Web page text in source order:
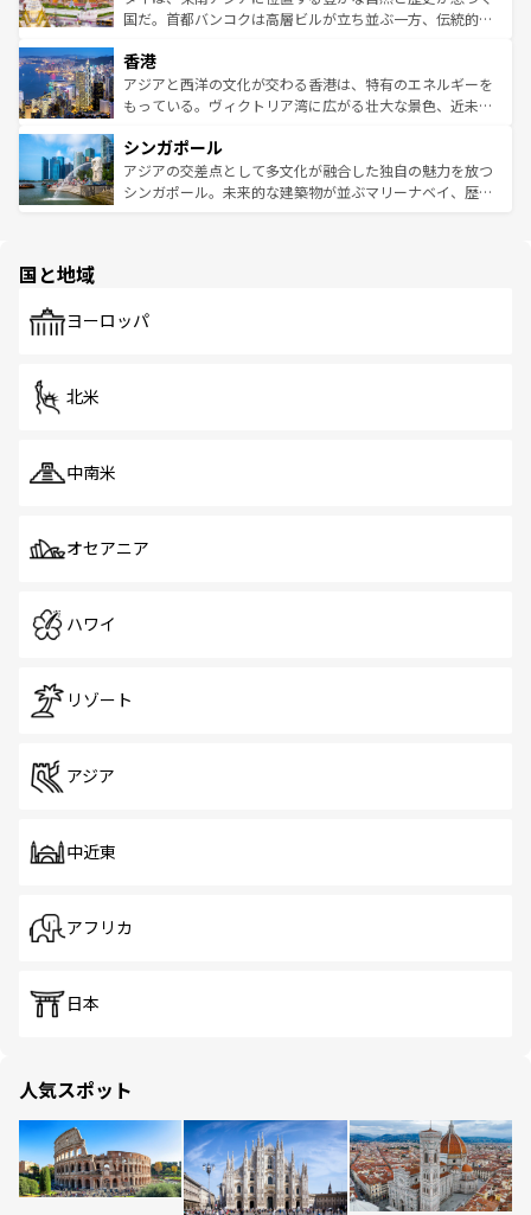
覧を参照してほしい。
醸し出している。また、バラエティの豊かさとおいしさで
とつ。フォーやバインミー、ベトナムコーヒーなどは、ぜ
ひ現地で味わいたい。どの地域を訪れてもあたたかい人々
が旅行者を迎えてくれるので、きっと忘れられない旅にな
参照してほしい。
国だ。首都バンコクは高層ビルが立ち並ぶ一方、伝統的な
の活気が交差している。北部ではチェンマイなどの山岳地
帯で自然と触れ合い、南部ではプーケットやクラビの美し
いビーチでリゾート気分を楽しむことができる。タイ料理
激する。気候は一年中温暖で、どの季節にも異なる楽しみ
が待っている。親しみやすいタイの人々、仏教を中心とし
た文化、そして多様な観光資源が、訪れる旅人を魅了し続
香港
アジアと西洋の文化が交わる香港は、特有のエネルギーを
もっている。ヴィクトリア湾に広がる壮大な景色、近未来
み、どこを訪れても感動するはず。観光スポットが密集し
ており、効率よく見どころを回れるのも魅力。息をのむよ
うな絶景から文化的な体験まで、香港を存分に楽しみ尽く
シンガポール
アジアの交差点として多文化が融合した独自の魅力を放つ
シンガポール。未来的な建築物が並ぶマリーナベイ、歴史
で、ホーカーズは地元の風情を楽しめる外せないスポット
国と地域
ヨーロッパ
北米
中南米
オセアニア
ハワイ
リゾート
アジア
中近東
アフリカ
日本
人気スポット